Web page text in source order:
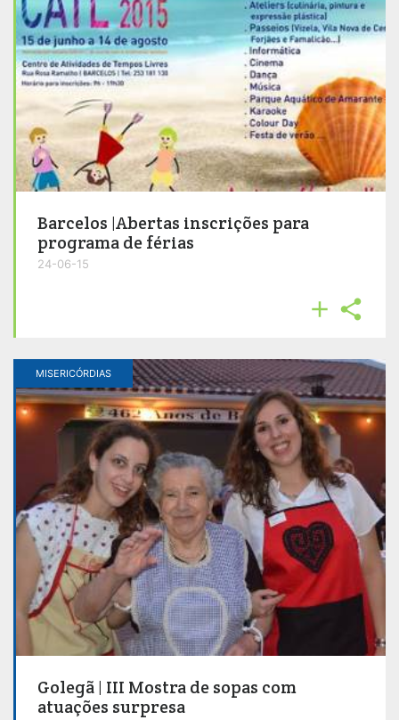
Barcelos |Abertas inscrições para
programa de férias
24-06-15
 
MISERICÓRDIAS
Golegã | III Mostra de sopas com
atuações surpresa